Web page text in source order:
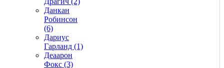
Данкан
Робинсон
(6)
Дариус
Гарланд (1)
Деаарон
Фокс (3)